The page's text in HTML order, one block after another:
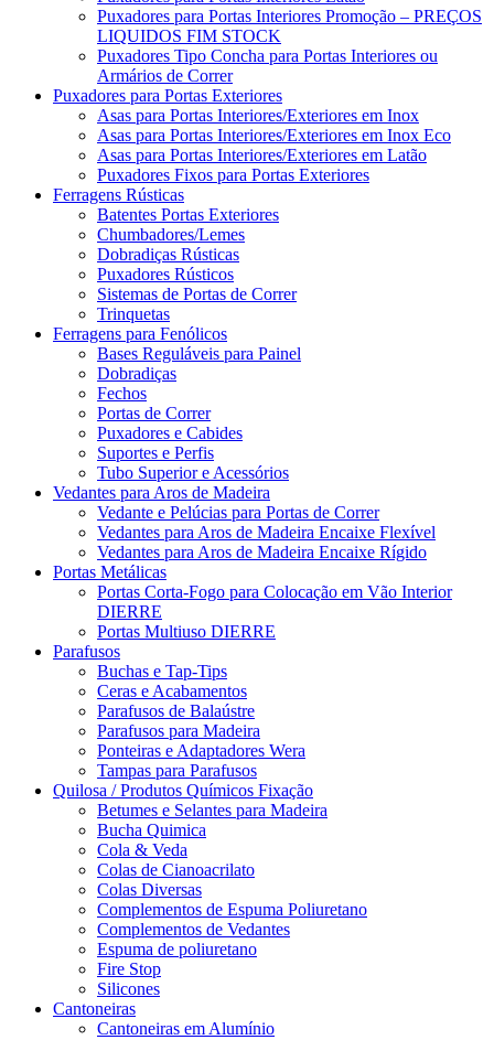
Puxadores para Portas Interiores Promoção – PREÇOS
LIQUIDOS FIM STOCK
Puxadores Tipo Concha para Portas Interiores ou
Armários de Correr
Puxadores para Portas Exteriores
Asas para Portas Interiores/Exteriores em Inox
Asas para Portas Interiores/Exteriores em Inox Eco
Asas para Portas Interiores/Exteriores em Latão
Puxadores Fixos para Portas Exteriores
Ferragens Rústicas
Batentes Portas Exteriores
Chumbadores/Lemes
Dobradiças Rústicas
Puxadores Rústicos
Sistemas de Portas de Correr
Trinquetas
Ferragens para Fenólicos
Bases Reguláveis para Painel
Dobradiças
Fechos
Portas de Correr
Puxadores e Cabides
Suportes e Perfis
Tubo Superior e Acessórios
Vedantes para Aros de Madeira
Vedante e Pelúcias para Portas de Correr
Vedantes para Aros de Madeira Encaixe Flexível
Vedantes para Aros de Madeira Encaixe Rígido
Portas Metálicas
Portas Corta-Fogo para Colocação em Vão Interior
DIERRE
Portas Multiuso DIERRE
Parafusos
Buchas e Tap-Tips
Ceras e Acabamentos
Parafusos de Balaústre
Parafusos para Madeira
Ponteiras e Adaptadores Wera
Tampas para Parafusos
Quilosa / Produtos Químicos Fixação
Betumes e Selantes para Madeira
Bucha Quimica
Cola & Veda
Colas de Cianoacrilato
Colas Diversas
Complementos de Espuma Poliuretano
Complementos de Vedantes
Espuma de poliuretano
Fire Stop
Silicones
Cantoneiras
Cantoneiras em Alumínio